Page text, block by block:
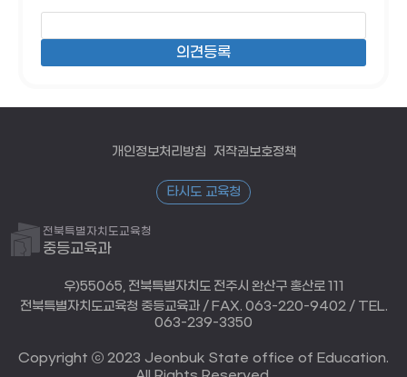
개인정보처리방침 저작권보호정책
타시도 교육청
전북특별자치도교육청
중등교육과
우)55065, 전북특별자치도 전주시 완산구 홍산로 111
전북특별자치도교육청 중등교육과 / FAX. 063-220-9402 / TEL.
063-239-3350
Copyright ⓒ 2023 Jeonbuk State office of Education.